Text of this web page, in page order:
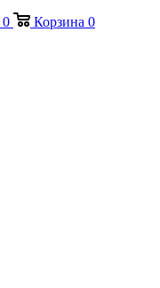
0 Корзина 0